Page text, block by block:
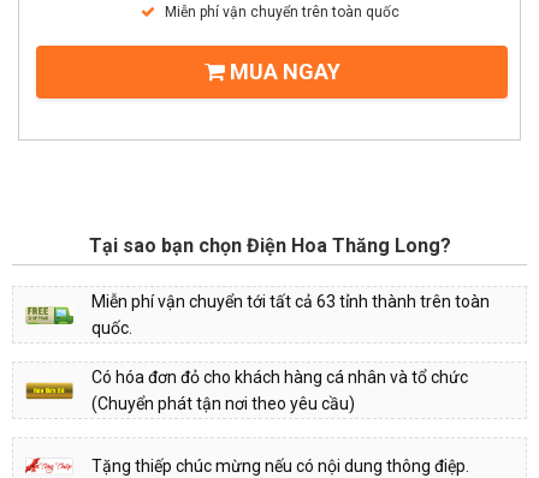
Miễn phí vận chuyển trên toàn quốc
MUA NGAY
Tại sao bạn chọn Điện Hoa Thăng Long?
Miễn phí vận chuyển tới tất cả 63 tỉnh thành trên toàn
quốc.
Có hóa đơn đỏ cho khách hàng cá nhân và tổ chức
(Chuyển phát tận nơi theo yêu cầu)
Tặng thiếp chúc mừng nếu có nội dung thông điệp.